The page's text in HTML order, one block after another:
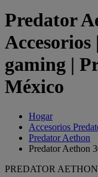
Predator
gaming |
México
Hogar
Accesorios
Predator Aethon
Predator Aethon
PREDATOR